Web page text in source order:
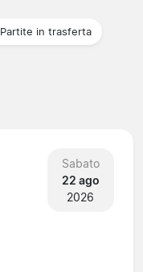
Partite in trasferta
Sabato
22 ago
2026